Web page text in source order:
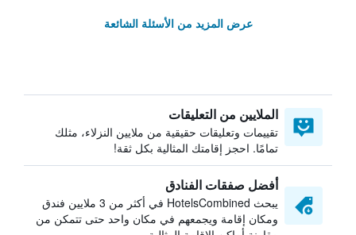
عرض المزيد من الأسئلة الشائعة
الملايين من التعليقات
تقييمات وتعليقات حقيقية من ملايين النزلاء، مثلك
تمامًا. احجز إقامتك المثالية بكل ثقة!
أفضل صفقات الفنادق
يبحث HotelsCombined في أكثر من 3 ملايين فندق
ومكان إقامة ويجمعهم في مكان واحد حتى تتمكن من